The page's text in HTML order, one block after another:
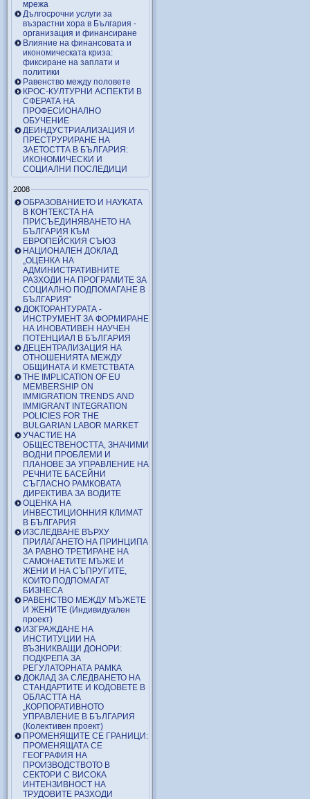
мрежа
Дългосрочни услуги за
възрастни хора в България -
организация и финансиране
Влияние на финансовата и
икономическата криза:
фиксиране на заплати и
политики
Равенство между половете
КРОС-КУЛТУРНИ АСПЕКТИ В
СФЕРАТА НА
ПРОФЕСИОНАЛНО
ОБУЧЕНИЕ
ДЕИНДУСТРИАЛИЗАЦИЯ И
ПРЕСТРУРИРАНЕ НА
ЗАЕТОСТТА В БЪЛГАРИЯ:
ИКОНОМИЧЕСКИ И
СОЦИАЛНИ ПОСЛЕДИЦИ
2008
ОБРАЗОВАНИЕТО И НАУКАТА
В КОНТЕКСТА НА
ПРИСЪЕДИНЯВАНЕТО НА
БЪЛГАРИЯ КЪМ
ЕВРОПЕЙСКИЯ СЪЮЗ
НАЦИОНАЛЕН ДОКЛАД
„ОЦЕНКА НА
АДМИНИСТРАТИВНИТЕ
РАЗХОДИ НА ПРОГРАМИТЕ ЗА
СОЦИАЛНО ПОДПОМАГАНЕ В
БЪЛГАРИЯ"
ДОКТОРАНТУРАТА -
ИНСТРУМЕНТ ЗА ФОРМИРАНЕ
НА ИНОВАТИВЕН НАУЧЕН
ПОТЕНЦИАЛ В БЪЛГАРИЯ
ДЕЦЕНТРАЛИЗАЦИЯ НА
ОТНОШЕНИЯТА МЕЖДУ
ОБЩИНАТА И КМЕТСТВАТА
THE IMPLICATION OF EU
MEMBERSHIP ON
IMMIGRATION TRENDS AND
IMMIGRANT INTEGRATION
POLICIES FOR THE
BULGARIAN LABOR MARKET
УЧАСТИЕ НА
ОБЩЕСТВЕНОСТТА, ЗНАЧИМИ
ВОДНИ ПРОБЛЕМИ И
ПЛАНОВЕ ЗА УПРАВЛЕНИЕ НА
РЕЧНИТЕ БАСЕЙНИ
СЪГЛАСНО РАМКОВАТА
ДИРЕКТИВА ЗА ВОДИТЕ
ОЦЕНКА НА
ИНВЕСТИЦИОННИЯ КЛИМАТ
В БЪЛГАРИЯ
ИЗСЛЕДВАНЕ ВЪРХУ
ПРИЛАГАНЕТО НА ПРИНЦИПА
ЗА РАВНО ТРЕТИРАНЕ НА
САМОНАЕТИТЕ МЪЖЕ И
ЖЕНИ И НА СЪПРУГИТЕ,
КОИТО ПОДПОМАГАТ
БИЗНЕСА
РАВЕНСТВО МЕЖДУ МЪЖЕТЕ
И ЖЕНИТЕ (Индивидуален
проект)
ИЗГРАЖДАНЕ НА
ИНСТИТУЦИИ НА
ВЪЗНИКВАЩИ ДОНОРИ:
ПОДКРЕПА ЗА
РЕГУЛАТОРНАТА РАМКА
ДОКЛАД ЗА СЛЕДВАНЕТО НА
СТАНДАРТИТЕ И КОДОВЕТЕ В
ОБЛАСТТА НА
„КОРПОРАТИВНОТО
УПРАВЛЕНИЕ В БЪЛГАРИЯ
(Колективен проект)
ПРОМЕНЯЩИТЕ СЕ ГРАНИЦИ:
ПРОМЕНЯЩАТА СЕ
ГЕОГРАФИЯ НА
ПРОИЗВОДСТВОТО В
СЕКТОРИ С ВИСОКА
ИНТЕНЗИВНОСТ НА
ТРУДОВИТЕ РАЗХОДИ